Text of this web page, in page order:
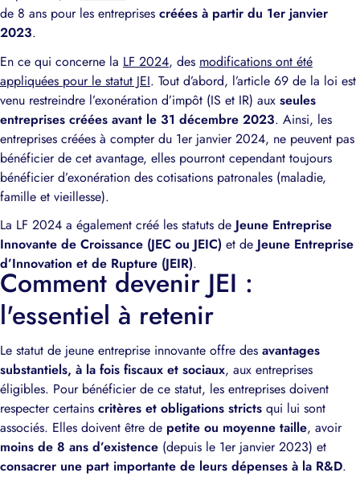
de 8 ans pour les entreprises créées à partir du 1er janvier
2023.
En ce qui concerne la LF 2024, des modifications ont été
appliquées pour le statut JEI. Tout d’abord, l’article 69 de la loi est
venu restreindre l’exonération d’impôt (IS et IR) aux seules
entreprises créées avant le 31 décembre 2023. Ainsi, les
entreprises créées à compter du 1er janvier 2024, ne peuvent pas
bénéficier de cet avantage, elles pourront cependant toujours
bénéficier d’exonération des cotisations patronales (maladie,
famille et vieillesse).
La LF 2024 a également créé les statuts de Jeune Entreprise
Innovante de Croissance (JEC ou JEIC) et de Jeune Entreprise
d’Innovation et de Rupture (JEIR).
Comment devenir JEI :
l'essentiel à retenir
Le statut de jeune entreprise innovante offre des avantages
substantiels, à la fois fiscaux et sociaux, aux entreprises
éligibles. Pour bénéficier de ce statut, les entreprises doivent
respecter certains critères et obligations stricts qui lui sont
associés. Elles doivent être de petite ou moyenne taille, avoir
moins de 8 ans d’existence (depuis le 1er janvier 2023) et
consacrer une part importante de leurs dépenses à la R&D.